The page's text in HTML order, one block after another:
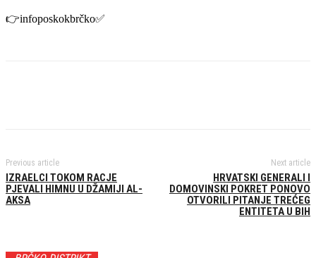
👉infoposkokbrčko✅️
Previous article
IZRAELCI TOKOM RACJE
PJEVALI HIMNU U DŽAMIJI AL-
AKSA
Next article
HRVATSKI GENERALI I
DOMOVINSKI POKRET PONOVO
OTVORILI PITANJE TREĆEG
ENTITETA U BIH